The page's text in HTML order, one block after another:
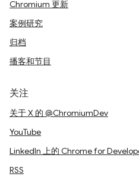
Chromium 更新
案例研究
归档
播客和节目
关注
关于 X 的 @ChromiumDev
YouTube
LinkedIn 上的 Chrome for
RSS